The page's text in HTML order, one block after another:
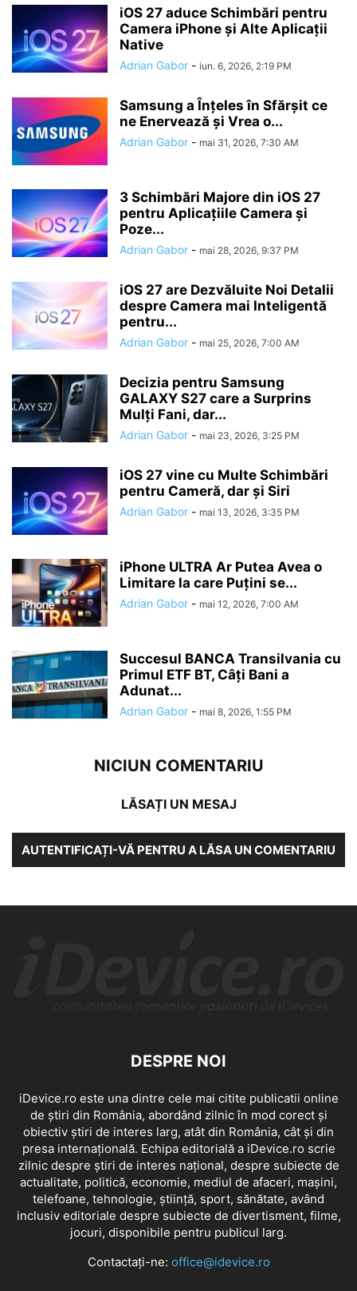
iOS 27 aduce Schimbări pentru
Camera iPhone și Alte Aplicații
Native
Adrian Gabor - iun. 6, 2026, 2:19 PM
Samsung a Înțeles în Sfărșit ce
ne Enervează și Vrea o...
Adrian Gabor - mai 31, 2026, 7:30 AM
3 Schimbări Majore din iOS 27
pentru Aplicațiile Camera și
Poze...
Adrian Gabor - mai 28, 2026, 9:37 PM
iOS 27 are Dezvăluite Noi Detalii
despre Camera mai Inteligentă
pentru...
Adrian Gabor - mai 25, 2026, 7:00 AM
Decizia pentru Samsung
GALAXY S27 care a Surprins
Mulți Fani, dar...
Adrian Gabor - mai 23, 2026, 3:25 PM
iOS 27 vine cu Multe Schimbări
pentru Cameră, dar și Siri
Adrian Gabor - mai 13, 2026, 3:35 PM
iPhone ULTRA Ar Putea Avea o
Limitare la care Puțini se...
Adrian Gabor - mai 12, 2026, 7:00 AM
Succesul BANCA Transilvania cu
Primul ETF BT, Câți Bani a
Adunat...
Adrian Gabor - mai 8, 2026, 1:55 PM
NICIUN COMENTARIU
LĂSAȚI UN MESAJ
AUTENTIFICAȚI-VĂ PENTRU A LĂSA UN COMENTARIU
DESPRE NOI
iDevice.ro este una dintre cele mai citite publicatii online
de știri din România, abordând zilnic în mod corect și
obiectiv știri de interes larg, atât din România, cât și din
presa internațională. Echipa editorială a iDevice.ro scrie
zilnic despre știri de interes național, despre subiecte de
actualitate, politică, economie, mediul de afaceri, mașini,
telefoane, tehnologie, știință, sport, sănătate, având
inclusiv editoriale despre subiecte de divertisment, filme,
jocuri, disponibile pentru publicul larg.
Contactați-ne: office@idevice.ro